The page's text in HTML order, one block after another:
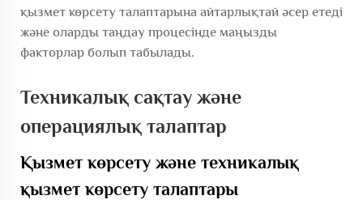
қызмет көрсету талаптарына айтарлықтай әсер етеді
және оларды таңдау процесінде маңызды
факторлар болып табылады.
Техникалық сақтау және
операциялық талаптар
Қызмет көрсету және техникалық
қызмет көрсету талаптары